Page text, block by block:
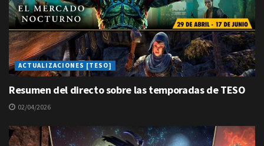
ACTUALIZACIONES [TESO]
Resumen del directo sobre las temporadas de TESO
02/04/2026